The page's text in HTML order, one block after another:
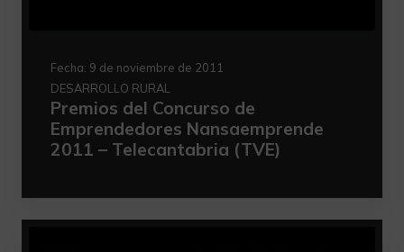
Fecha: 9 de noviembre de 2011
DESARROLLO RURAL
Premios del Concurso de
Emprendedores Nansaemprende
2011 – Telecantabria (TVE)